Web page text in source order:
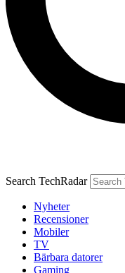
Search TechRadar
Nyheter
Recensioner
Mobiler
TV
Bärbara datorer
Gaming